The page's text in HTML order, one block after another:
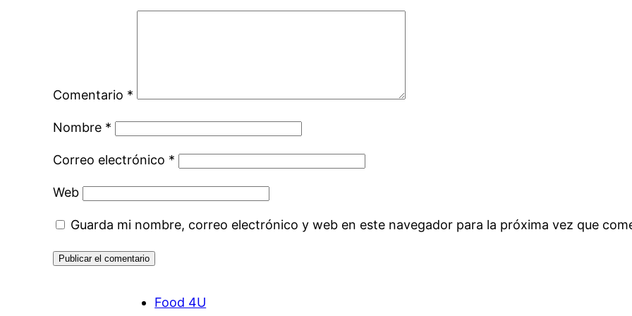
Comentario *
Nombre *
Correo electrónico *
Web
Guarda mi nombre, correo electrónico y web en este navegador para la próxima vez que
Food 4U